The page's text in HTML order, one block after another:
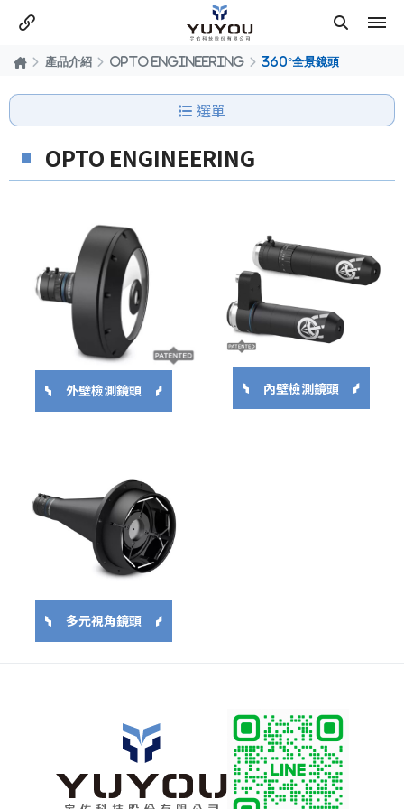
產品介紹 OPTO ENGINEERING 360°全景鏡頭
選單
OPTO ENGINEERING
外壁檢測鏡頭 內壁檢測鏡頭
多元視角鏡頭